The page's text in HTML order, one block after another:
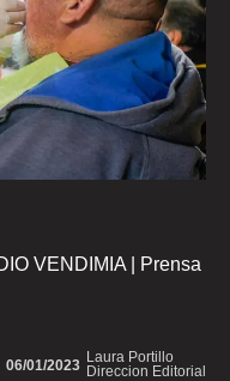
VENDIMIA | Prensa
Laura Portillo
Direccion Editorial
06/01/2023